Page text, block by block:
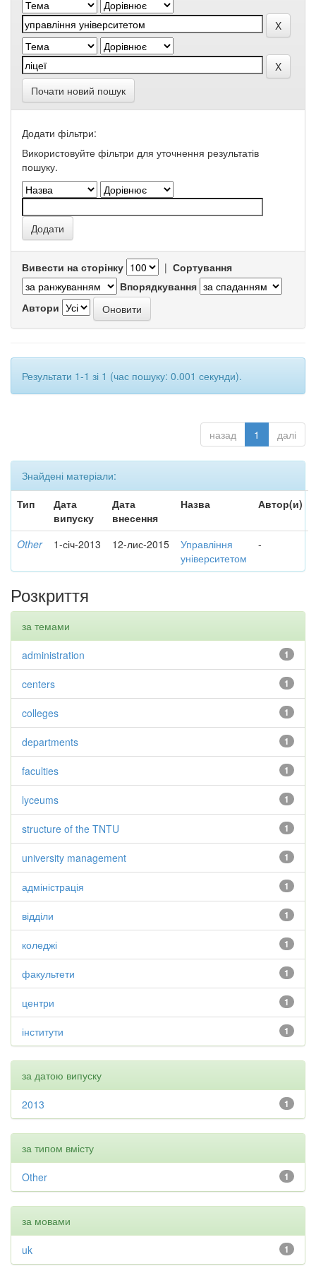
Почати новий пошук
Додати фільтри:
Використовуйте фільтри для уточнення результатів
пошуку.
Вивести на сторінку | Сортування
Впорядкування
Автори
Результати 1-1 зі 1 (час пошуку: 0.001 секунди).
назад 1 далі
Знайдені матеріали:
Тип
Дата
випуску
Дата
внесення
Назва Автор(и)
Other 1-січ-2013 12-лис-2015
Управління
університетом
-
Розкриття
за темами
1
administration
1
centers
1
colleges
1
departments
1
faculties
1
lyceums
1
structure of the TNTU
1
university management
1
адміністрація
1
відділи
1
коледжі
1
факультети
1
центри
1
інститути
за датою випуску
1
2013
за типом вмісту
1
Other
за мовами
1
uk